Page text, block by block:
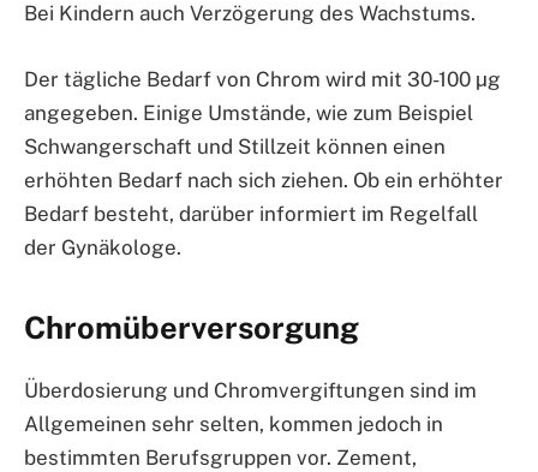
Bei Kindern auch Verzögerung des Wachstums.
Der tägliche Bedarf von Chrom wird mit 30-100 µg
angegeben. Einige Umstände, wie zum Beispiel
Schwangerschaft und Stillzeit können einen
erhöhten Bedarf nach sich ziehen. Ob ein erhöhter
Bedarf besteht, darüber informiert im Regelfall
der Gynäkologe.
Chromüberversorgung
Überdosierung und Chromvergiftungen sind im
Allgemeinen sehr selten, kommen jedoch in
bestimmten Berufsgruppen vor. Zement,